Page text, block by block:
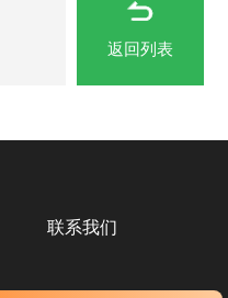
返回列表
联系我们